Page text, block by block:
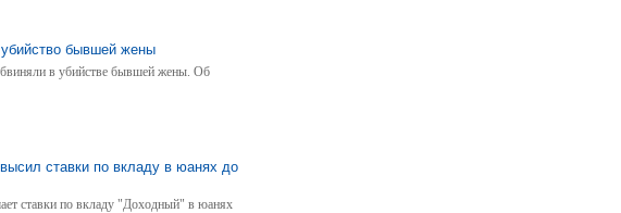
убийство бывшей жены
в убийстве бывшей жены. Об
ставки по вкладу в юанях до
ставки по вкладу "Доходный" в юанях